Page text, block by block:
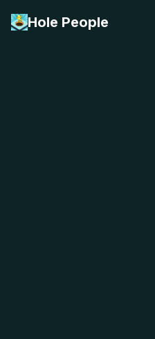
Hole People